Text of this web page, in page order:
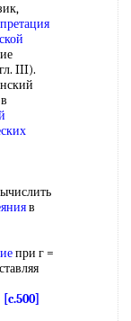
III).
в
в
при г =
[c.500]